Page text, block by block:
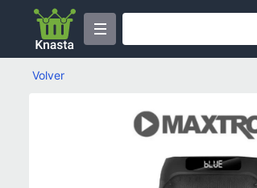
Volver